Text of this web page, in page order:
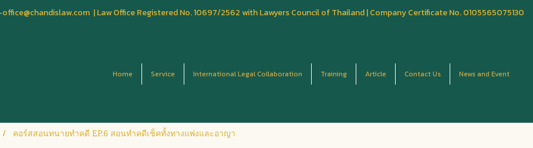
| Law Office Registered No. 10697/2562 with Lawyers Council of Thailand | Company Certificate No. 0105565075130
Home Service International Legal Collaboration Training Article Contact Us News and Event
คอร์สสอนทนายทำคดี EP.6 สอนทำคดีเช็คทั้งทางแพ่งและอาญา